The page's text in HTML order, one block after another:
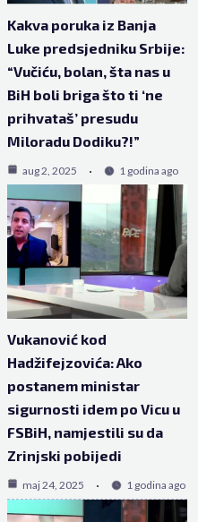
Kakva poruka iz Banja
Luke predsjedniku Srbije:
“Vučiću, bolan, šta nas u
BiH boli briga što ti ‘ne
prihvataš’ presudu
Miloradu Dodiku?!”
aug 2, 2025 1 godina ago
Vukanović kod
Hadžifejzovića: Ako
postanem ministar
sigurnosti idem po Vicu u
FSBiH, namjestili su da
Zrinjski pobijedi
maj 24, 2025 1 godina ago